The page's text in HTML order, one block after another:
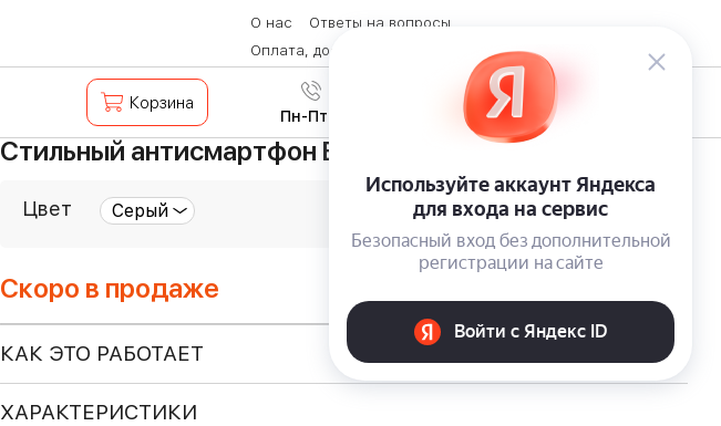
О нас
Ответы на вопросы
Оплата, доставка и возврат товара
Контакты
Корзина 8 (800) 600-28-07
Пн-Пт с 9:00 до 19:00
Стильный антисмартфон Elari NanoPhone
Цвет
Скоро в продаже
КАК ЭТО РАБОТАЕТ
ХАРАКТЕРИСТИКИ